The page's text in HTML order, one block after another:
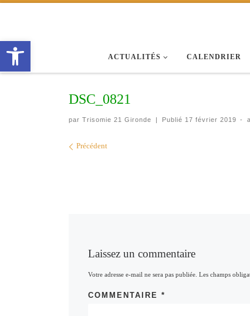
ACTUALITÉS CALENDRIER
DSC_0821
par Trisomie 21 Gironde | Publié 17 février 2019 -
Navigation des images
Précédent
Laissez un commentaire
Votre adresse e-mail ne sera pas publiée. Les champs
COMMENTAIRE *
Ouvrir la barre d’outils